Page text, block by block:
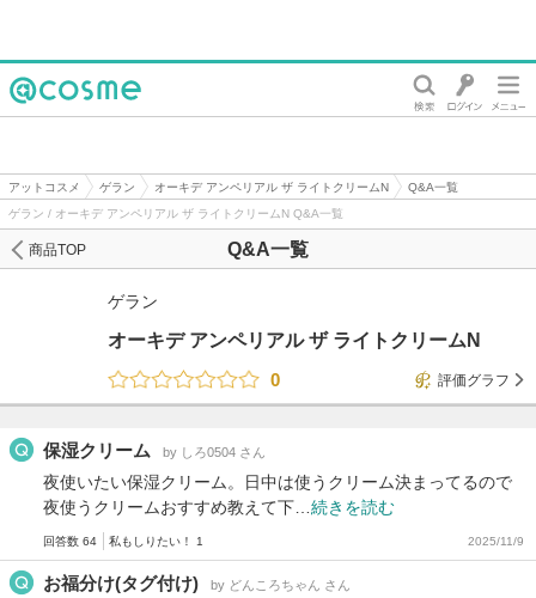
アットコスメ ゲラン オーキデ アンペリアル ザ ライトクリームN
Q&A一覧
ゲラン / オーキデ アンペリアル ザ ライトクリームN Q&A一覧
Q&A一覧
商品TOP
ゲラン
オーキデ アンペリアル ザ ライトクリームN
0
評価グラフ
保湿クリーム by しろ0504 さん
夜使いたい保湿クリーム。日中は使うクリーム決まってるので
夜使うクリームおすすめ教えて下… 続きを読む
回答数 64 私もしりたい！ 1 2025/11/9
お福分け(タグ付け) by どんころちゃん さん